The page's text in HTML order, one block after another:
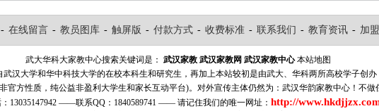
- 在线留言 - 教员图库 - 触屏版 - 付款方式 - 收费标准 - 联系我们 - 教育资讯 - 加
武大华科大家教中心搜索关键词是： 武汉家教 武汉家教网 武汉家教中心 本站地图
汉大学和华中科技大学的在校本科生和研究生，再加上本站较初是由武大、华科两所高校学子创
官方性质，纯公益非盈利大学生和家长互动平台)。对外宣传主体仍然为：武汉华韵家教中心！不做
：13035147942 ——联系QQ：1840589741 —— 请记住我们的唯一网址： http://